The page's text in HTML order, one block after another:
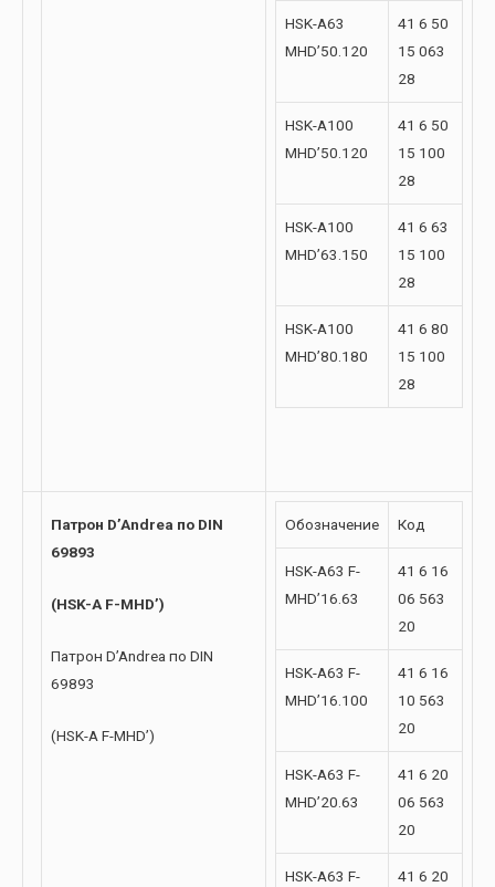
HSK-A63
MHD’50.120
41 6 50
15 063
28
HSK-A100
MHD’50.120
41 6 50
15 100
28
HSK-A100
MHD’63.150
41 6 63
15 100
28
HSK-A100
MHD’80.180
41 6 80
15 100
28
Патрон D’Andrea по DIN
69893
(HSK-A F-MHD’)
Патрон D’Andrea по DIN
69893
(HSK-A F-MHD’)
Обозначение Код
HSK-A63 F-
MHD’16.63
41 6 16
06 563
20
HSK-A63 F-
MHD’16.100
41 6 16
10 563
20
HSK-A63 F-
MHD’20.63
41 6 20
06 563
20
HSK-A63 F- 41 6 20